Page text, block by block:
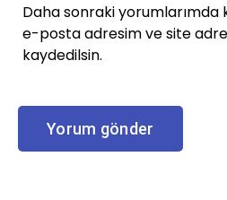
Daha sonraki yorumlarımda
e-posta adresim ve site
kaydedilsin.